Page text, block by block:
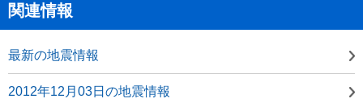
関連情報
最新の地震情報
2012年12月03日の地震情報